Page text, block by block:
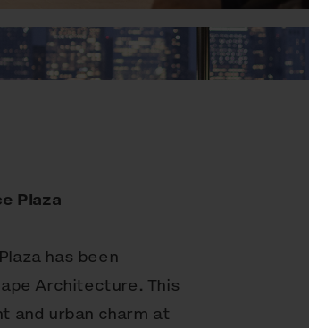
Plaza
has been
Architecture. This
and urban charm at